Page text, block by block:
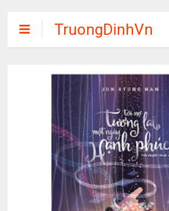
TruongDinhVn
Chia sẽ ebook,
phần mềm học
tập miễn phí